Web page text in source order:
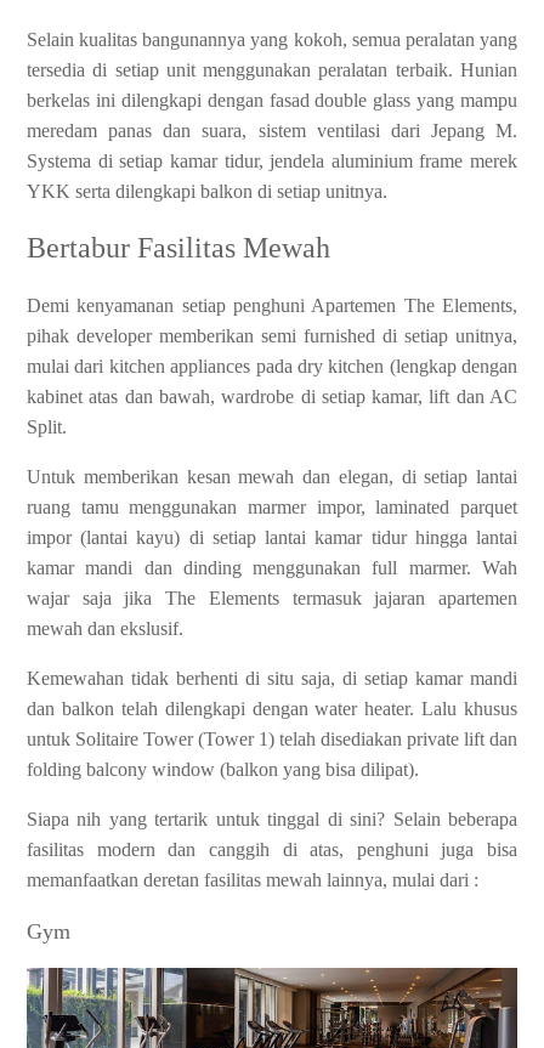
Selain kualitas bangunannya yang kokoh, semua peralatan yang
tersedia di setiap unit menggunakan peralatan terbaik. Hunian
berkelas ini dilengkapi dengan fasad double glass yang mampu
meredam panas dan suara, sistem ventilasi dari Jepang M.
Systema di setiap kamar tidur, jendela aluminium frame merek
YKK serta dilengkapi balkon di setiap unitnya.
Bertabur Fasilitas Mewah
Demi kenyamanan setiap penghuni Apartemen The Elements,
pihak developer memberikan semi furnished di setiap unitnya,
mulai dari kitchen appliances pada dry kitchen (lengkap dengan
kabinet atas dan bawah, wardrobe di setiap kamar, lift dan AC
Split.
Untuk memberikan kesan mewah dan elegan, di setiap lantai
ruang tamu menggunakan marmer impor, laminated parquet
impor (lantai kayu) di setiap lantai kamar tidur hingga lantai
kamar mandi dan dinding menggunakan full marmer. Wah
wajar saja jika The Elements termasuk jajaran apartemen
mewah dan ekslusif.
Kemewahan tidak berhenti di situ saja, di setiap kamar mandi
dan balkon telah dilengkapi dengan water heater. Lalu khusus
untuk Solitaire Tower (Tower 1) telah disediakan private lift dan
folding balcony window (balkon yang bisa dilipat).
Siapa nih yang tertarik untuk tinggal di sini? Selain beberapa
fasilitas modern dan canggih di atas, penghuni juga bisa
memanfaatkan deretan fasilitas mewah lainnya, mulai dari :
Gym